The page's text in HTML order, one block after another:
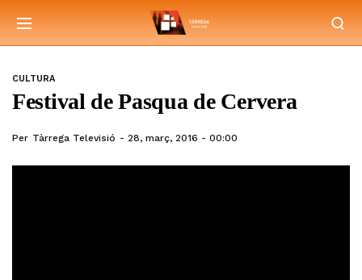
CULTURA
Festival de Pasqua de Cervera
Per Tàrrega Televisió 28, març, 2016 - 00:00